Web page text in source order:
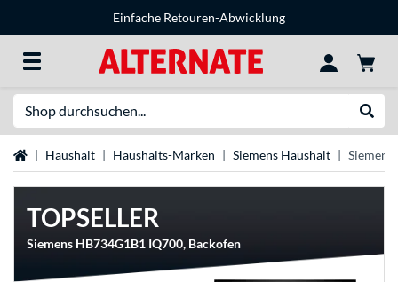
Einfache Retouren-Abwicklung
StartseiteHaushalt Haushalts-Marken Siemens Haushalt Siemens
TOPSELLER
Siemens HB734G1B1 IQ700, Backofen